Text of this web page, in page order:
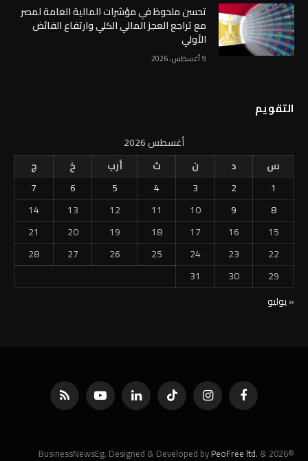
تحسن ملحوظ في مؤشرات المالية العامة لمصر
مع تراجع العجز المالي الكلي وارتفاع الفائض
الأولي
9 أغسطس، 2026
التقويم
أغسطس 2026
س
د ن ث أرب خ
ج
1
2
3
4
5
6
7
8
9
10
11
12
13
14
15
16
17
18
19
20
21
22
23
24
25
26
27
28
29
30
31
« يوليو
فيسبوك الانستغرامتيكتوك لينكدإن يوتيوب RSS
©2026 BusinessNewsEg. Designed & Developed by
PeoFree ltd. &